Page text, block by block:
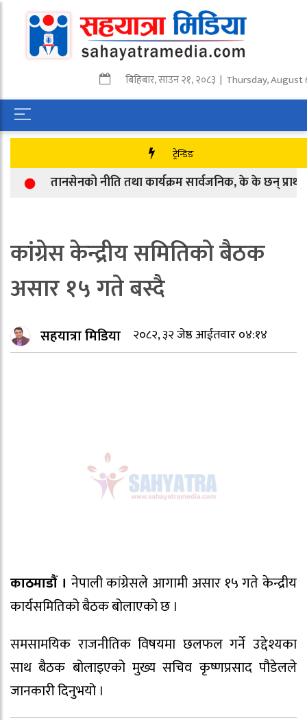
बिहिबार,साउन२१,२०८३ | Thursday, August
ट्रेन्डिङ
तानसेनको नीति तथा कार्यक्रम सार्वजनिक, के के छन्
कांग्रेस केन्द्रीय समितिको बैठक
असार १५ गते बस्दै
सहयात्रा मिडिया २०८२, ३२ जेष्ठ आईतवार ०४:१४
काठमाडौं । नेपाली कांग्रेसले आगामी असार १५ गते केन्द्रीय
कार्यसमितिको बैठक बोलाएको छ ।
समसामयिक राजनीतिक विषयमा छलफल गर्ने उद्देश्यका
साथ बैठक बोलाइएको मुख्य सचिव कृष्णप्रसाद पौडेलले
जानकारी दिनुभयो ।